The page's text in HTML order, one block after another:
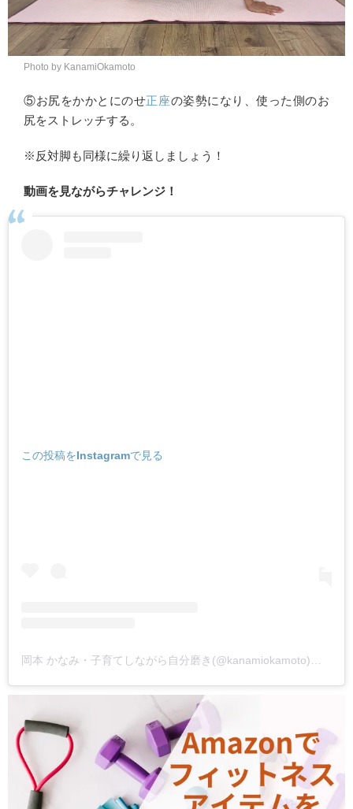
Photo by KanamiOkamoto
⑤お尻をかかとにのせ正座の姿勢になり、使った側のお
尻をストレッチする。
※反対脚も同様に繰り返しましょう！
動画を見ながらチャレンジ！
この投稿をInstagramで見る